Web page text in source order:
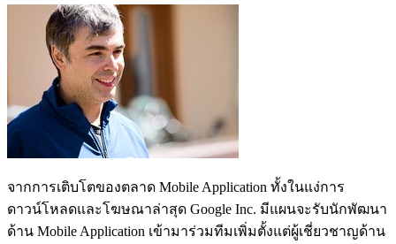
จากการเติบโตของตลาด Mobile Application ทั้งในแง่การ
ดาวน์โหลดและโฆษณาล่าสุด Google Inc. มีแผนจะรับนักพัฒนา
ด้าน Mobile Application เข้ามาร่วมทีมเพิ่มตั้งแต่ผู้เชี่ยวชาญด้าน